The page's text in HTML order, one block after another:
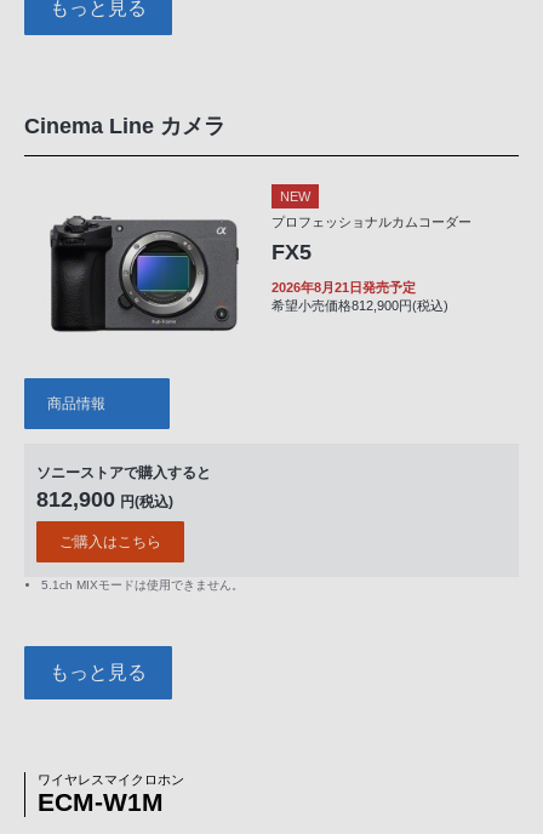
もっと見る
Cinema Line カメラ
NEW
プロフェッショナルカムコーダー
FX5
2026年8月21日発売予定
希望小売価格812,900円(税込)
商品情報
ソニーストアで購入すると
812,900 円(税込)
ご購入はこちら
5.1ch MIXモードは使用できません。
もっと見る
ワイヤレスマイクロホン
ECM-W1M